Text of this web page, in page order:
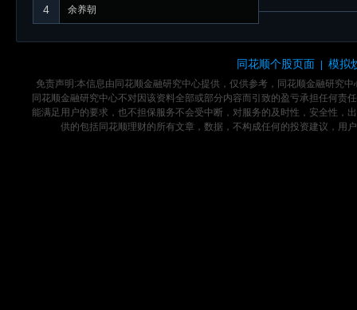
4 余养朝
同花顺个股页面 模拟
免责声明:本信息由同花顺金融研究中心提供，仅供参考，同花顺金融研究
同花顺金融研究中心不对因该资料全部或部分内容而引致的盈亏承担任何
能满足用户的要求，也不担保服务不会受中断，对服务的及时性，安全性，
供的包括同花顺理财的所有文章，数据，不构成任何的投资建议，用